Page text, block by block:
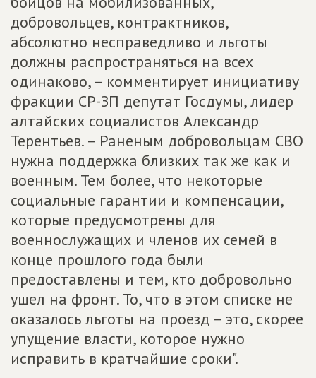
добровольцев, контрактников,
абсолютно несправедливо и льготы
должны распространяться на всех
одинаково, – комментирует инициативу
фракции СР-ЗП депутат Госдумы, лидер
алтайских социалистов Александр
Терентьев. – Раненым добровольцам СВО
нужна поддержка близких так же как и
военным. Тем более, что некоторые
социальные гарантии и компенсации,
которые предусмотрены для
военнослужащих и членов их семей в
конце прошлого года были
предоставлены и тем, кто добровольно
ушел на фронт. То, что в этом списке не
оказалось льготы на проезд – это, скорее
упущение власти, которое нужно
исправить в кратчайшие сроки".